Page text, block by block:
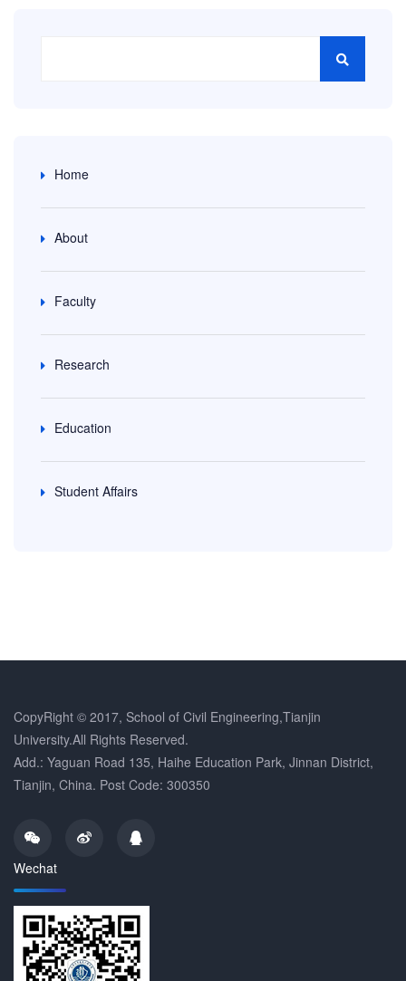
Home
About
Faculty
Research
Education
Student Affairs
CopyRight © 2017, School of Civil Engineering,Tianjin
University.All Rights Reserved.
Add.: Yaguan Road 135, Haihe Education Park, Jinnan District,
Tianjin, China. Post Code: 300350
Wechat